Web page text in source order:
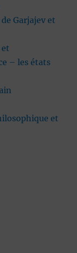
Garjajev et
– les états
et